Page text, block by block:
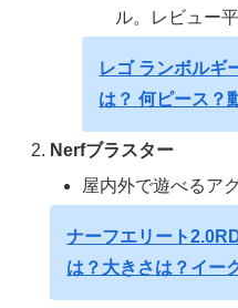
ル。レビュー平
レゴ ランボルギ
は？ 何ピース？
Nerfブラスター
屋内外で遊べるア
ナーフエリート
は？大きさは？イー